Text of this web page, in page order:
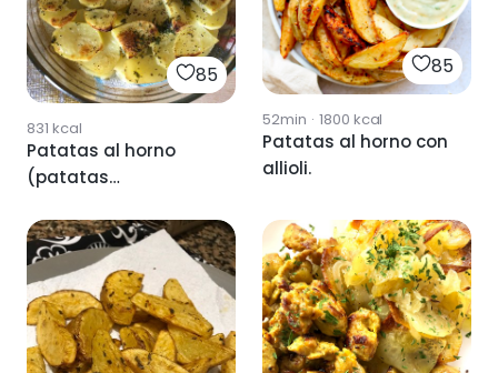
85
831 kcal
Patatas al horno
(patatas
85
52min · 1800 kcal
Patatas al horno con
allioli.